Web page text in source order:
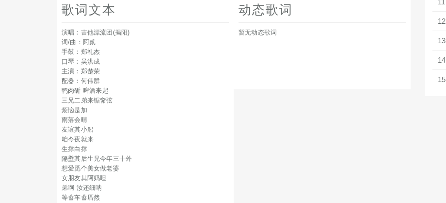
歌词文本
演唱：吉他漂流团(揭阳)
词/曲：阿贰
手鼓：郑礼杰
口琴：吴洪成
主演：郑楚荣
配器：何伟群
鸭肉斫 啤酒来起
三兄二弟来锯奅弦
烦恼是加
雨落会晴
友谊其小船
咱今夜就来
生撑白撑
隔壁其后生兄今年三十外
想爱觅个美女做老婆
女朋友其阿妈呾
弟啊 汝还细呐
等蓄车蓄厝然
动态歌词
暂无动态歌词
12
13
14
15